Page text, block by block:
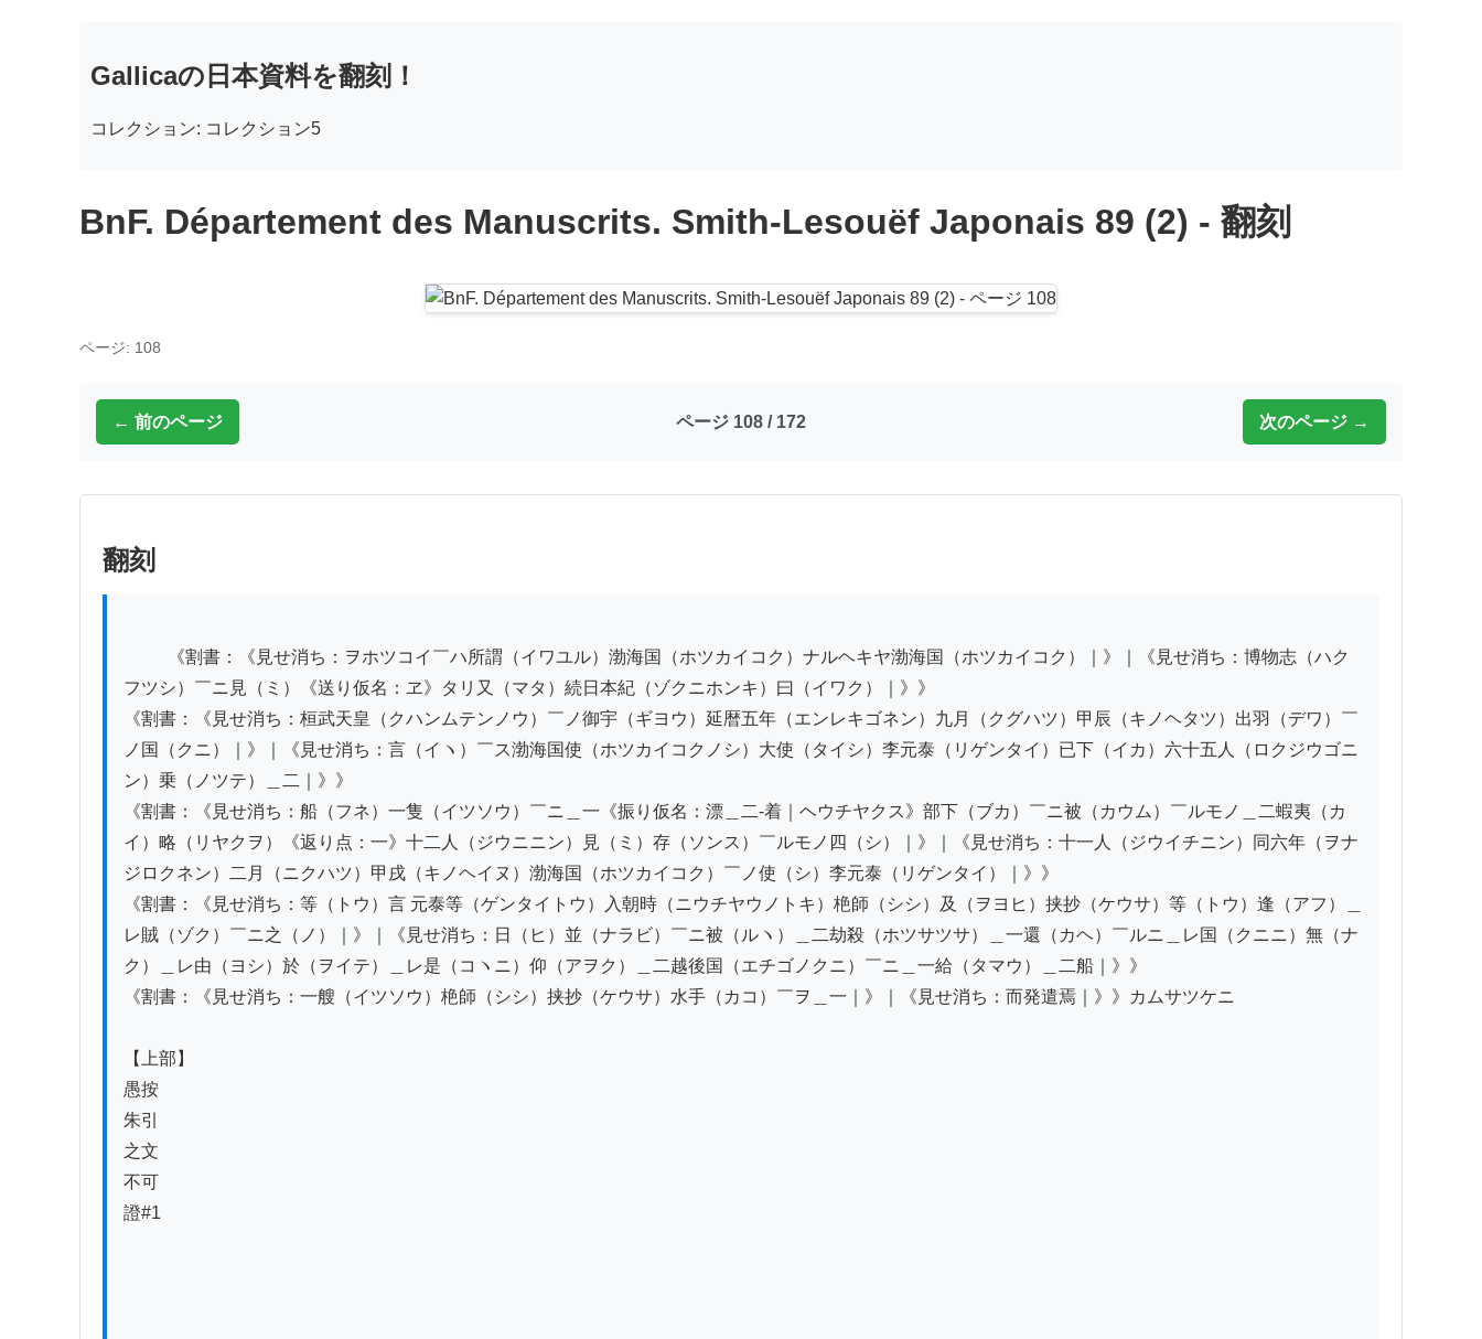
Gallicaの日本資料を翻刻！
コレクション: コレクション5
BnF. Département des Manuscrits. Smith-Lesouëf Japonais 89 (2) - 翻刻
ページ: 108
← 前のページ ページ 108 / 172 次のページ →
翻刻
フツシ）￣ニ見（ミ）《送り仮名：ヱ》タリ又（マタ）続日本紀（ゾクニホンキ）曰（イワク）｜》》
《割書：《見せ消ち：桓武天皇（クハンムテンノウ）￣ノ御宇（ギヨウ）延暦五年（エンレキゴネン）九月（クグハツ）甲辰（キノヘタツ）出羽（デワ）￣
ノ国（クニ）｜》｜《見せ消ち：言（イヽ）￣ス渤海国使（ホツカイコクノシ）大使（タイシ）李元泰（リゲンタイ）已下（イカ）六十五人（ロクジウゴニ
ン）乗（ノツテ）＿二｜》》
《割書：《見せ消ち：船（フネ）一隻（イツソウ）￣ニ＿一《振り仮名：漂＿二-着｜ヘウチヤクス》部下（ブカ）￣ニ被（カウム）￣ルモノ＿二蝦夷（カ
イ）略（リヤクヲ）《返り点：一》十二人（ジウニニン）見（ミ）存（ソンス）￣ルモノ四（シ）｜》｜《見せ消ち：十一人（ジウイチニン）同六年（ヲナ
ジロクネン）二月（ニクハツ）甲戌（キノヘイヌ）渤海国（ホツカイコク）￣ノ使（シ）李元泰（リゲンタイ）｜》》
《割書：《見せ消ち：等（トウ）言 元泰等（ゲンタイトウ）入朝時（ニウチヤウノトキ）栬師（シシ）及（ヲヨヒ）挟抄（ケウサ）等（トウ）逢（アフ）＿
レ賊（ゾク）￣ニ之（ノ）｜》｜《見せ消ち：日（ヒ）並（ナラビ）￣ニ被（ルヽ）＿二劫殺（ホツサツサ）＿一還（カヘ）￣ルニ＿レ国（クニニ）無（ナ
ク）＿レ由（ヨシ）於（ヲイテ）＿レ是（コヽニ）仰（アヲク）＿二越後国（エチゴノクニ）￣ニ＿一給（タマウ）＿二船｜》》
《割書：《見せ消ち：一艘（イツソウ）栬師（シシ）挟抄（ケウサ）水手（カコ）￣ヲ＿一｜》｜《見せ消ち：而発遣焉｜》》カムサツケニ
【上部】
愚按
朱引
之文
不可
證#1